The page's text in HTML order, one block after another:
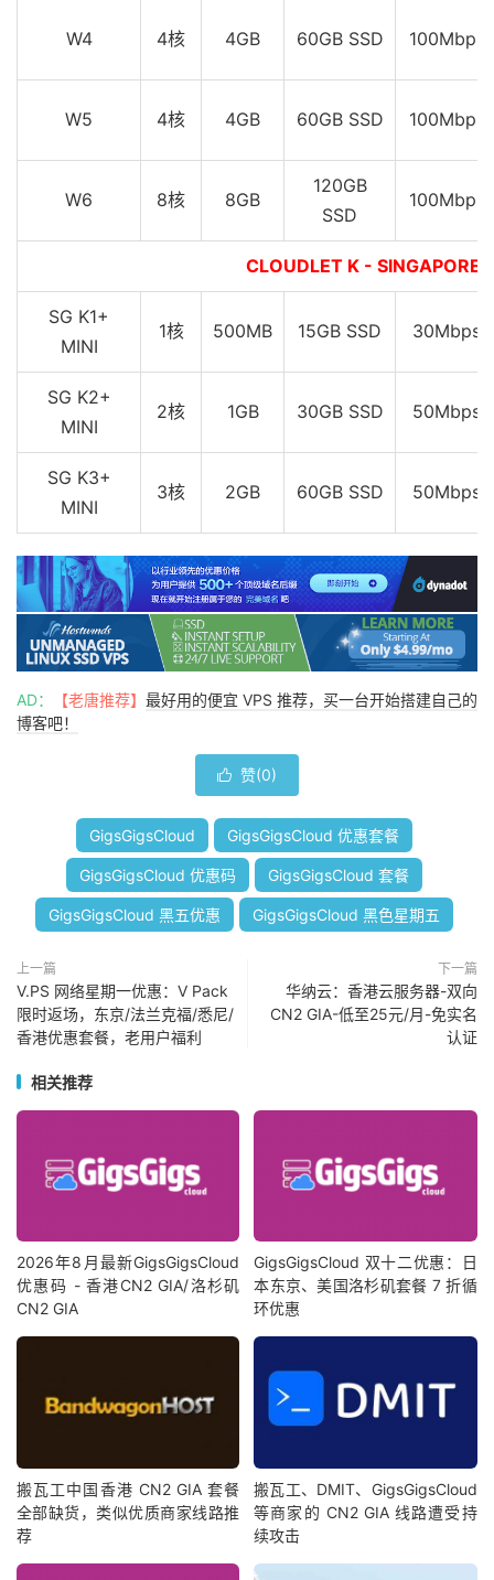
W4 4核 4GB 60GB SSD 100Mbps
W5 4核 4GB 60GB SSD 100Mbps
W6 8核 8GB
120GB
SSD
100Mbps
CLOUDLET K - SINGAPORE
SG K1+
MINI
1核 500MB 15GB SSD 30Mbps
SG K2+
MINI
2核 1GB 30GB SSD 50Mbps
SG K3+
MINI
3核 2GB 60GB SSD 50Mbps
AD： 【老唐推荐】 最好用的便宜 VPS 推荐，买一台开始搭建自己的
博客吧！
 赞(0)
GigsGigsCloud GigsGigsCloud 优惠套餐
GigsGigsCloud 优惠码 GigsGigsCloud 套餐
GigsGigsCloud 黑五优惠 GigsGigsCloud 黑色星期五
上一篇
V.PS 网络星期一优惠：V Pack
限时返场，东京/法兰克福/悉尼/
香港优惠套餐，老用户福利
下一篇
华纳云：香港云服务器-双向
CN2 GIA-低至25元/月-免实名
认证
相关推荐
2026年8月最新GigsGigsCloud
优惠码 - 香港CN2 GIA/洛杉矶
CN2 GIA
GigsGigsCloud 双十二优惠：日
本东京、美国洛杉矶套餐 7 折循
环优惠
搬瓦工中国香港 CN2 GIA 套餐
全部缺货，类似优质商家线路推
荐
搬瓦工、DMIT、GigsGigsCloud
等商家的 CN2 GIA 线路遭受持
续攻击